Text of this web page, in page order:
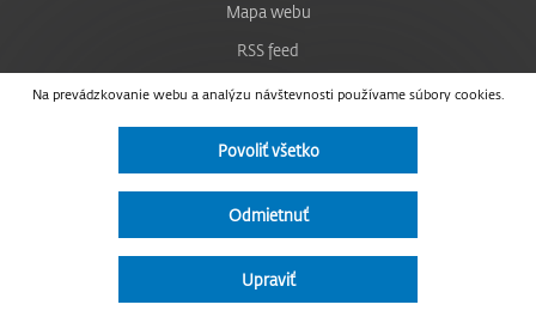
Na prevádzkovanie webu a analýzu návštevnosti používame súbory cookies.
Povoliť všetko
Odmietnuť
Upraviť
Mapa webu
RSS feed
Nastavenie cookies
Facebook
Instagram
Vyhlásenie o prístupnosti